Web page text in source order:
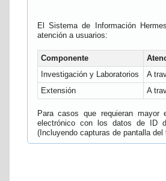
El Sistema de Información
atención a usuarios:
Componente
Investigación y Laboratorios
A
Extensión
A
Para casos que requieran
electrónico con los datos de ID
(Incluyendo capturas de pantalla